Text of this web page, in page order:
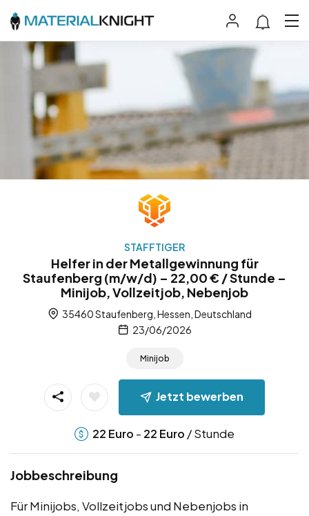
STAFFTIGER
Helfer in der Metallgewinnung für
Staufenberg (m/w/d) – 22,00 € / Stunde –
Minijob, Vollzeitjob, Nebenjob
35460 Staufenberg, Hessen, Deutschland
23/06/2026
Minijob
Jetzt bewerben
22 Euro - 22 Euro / Stunde
Jobbeschreibung
Für Minijobs, Vollzeitjobs und Nebenjobs in